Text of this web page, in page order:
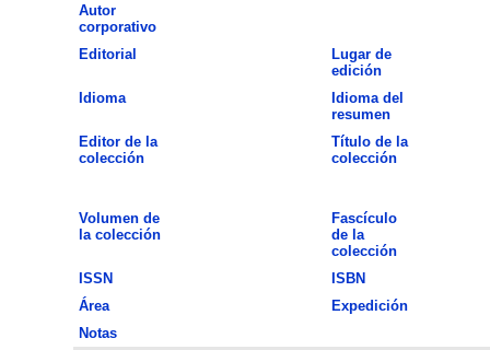
Autor
corporativo
Editorial
Lugar de
edición
Idioma
Idioma del
resumen
Editor de la
colección
Título de la
colección
Volumen de
la colección
Fascículo
de la
colección
ISSN
ISBN
Área
Expedición
Notas